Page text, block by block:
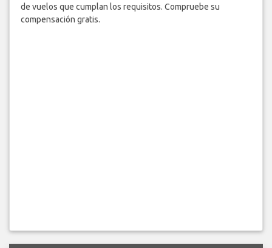
de vuelos que cumplan los requisitos. Compruebe su
compensación gratis.